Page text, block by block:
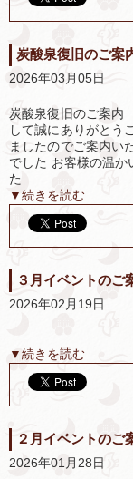
炭酸泉復旧のご案
2026年03月05日
炭酸泉復旧のご案内
して誠にありがとう
ましたのでご案内い
でした お客様の温か
た
▼続きを読む
３月イベントのご
2026年02月19日
▼続きを読む
２月イベントのご
2026年01月28日